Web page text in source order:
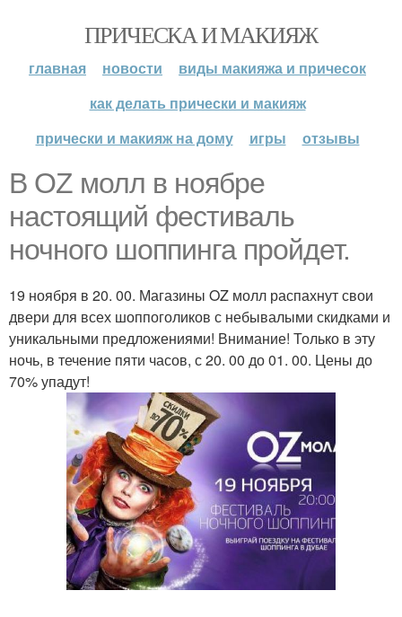
ПРИЧЕСКА И МАКИЯЖ
главная новости
виды макияжа и причесок
как делать прически и макияж
прически и макияж на дому
игры отзывы
В OZ молл в ноябре
настоящий фестиваль
ночного шоппинга пройдет.
19 ноября в 20. 00. Магазины OZ молл распахнут свои
двери для всех шоппоголиков с небывалыми скидками и
уникальными предложениями! Внимание! Только в эту
ночь, в течение пяти часов, с 20. 00 до 01. 00. Цены до
70% упадут!